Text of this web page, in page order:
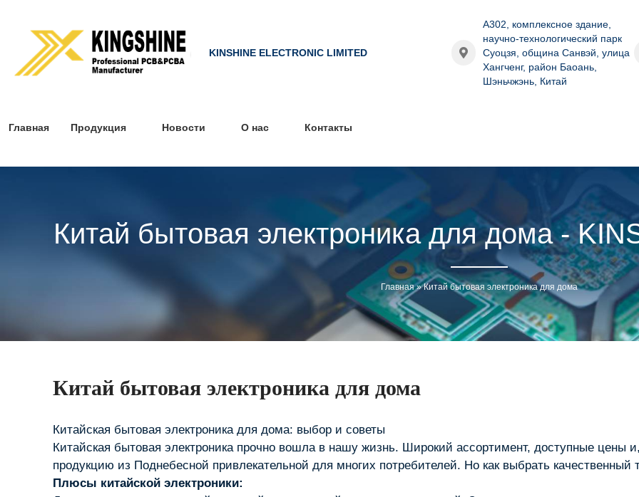
KINSHINE ELECTRONIC LIMITED
A302, комплексное здание,
научно-технологический парк
Суоцзя, община Санвэй, улица
Хангченг, район Баоань,
Шэньчжэнь, Китай
Главная Продукция Новости О нас Контакты
Китай бытовая электроника для дома -
Главная»Китай бытовая электроника для дома
Китай бытовая электроника для дома
Китайская бытовая электроника для дома: выбор и советы
Китайская бытовая электроника прочно вошла в нашу жизнь. Широкий ассортимент, доступные цены
продукцию из Поднебесной привлекательной для многих потребителей. Но как выбрать качественный
Плюсы китайской электроники: